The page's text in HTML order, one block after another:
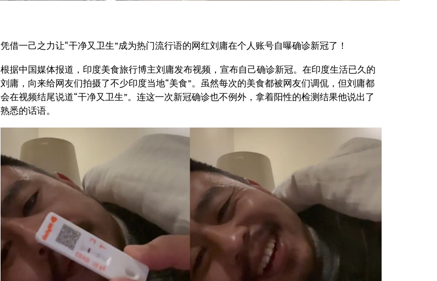
凭借一己之力让“干净又卫生”成为热门流行语的网红刘庸在个人账号自曝确诊新冠了！
根据中国媒体报道，印度美食旅行博主刘庸发布视频，宣布自己确诊新冠。在印度生活已久的
刘庸，向来给网友们拍摄了不少印度当地“美食”。虽然每次的美食都被网友们调侃，但刘庸都
会在视频结尾说道“干净又卫生”。连这一次新冠确诊也不例外，拿着阳性的检测结果他说出了
熟悉的话语。